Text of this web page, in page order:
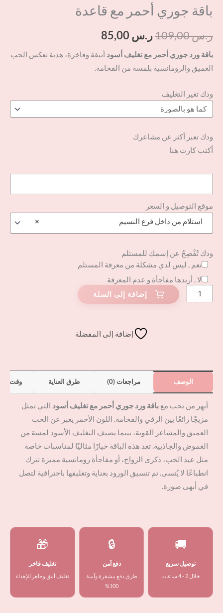
باقة جوري أحمر مع قاعدة
ر.س109,00 ر.س
باقة ورد جوري أحمر مع تغليف أسود أنيقة وفاخرة، هدية تعكس الحب
العميق والرومانسية بلمسة من الفخامة.
ودك تغير التغليف
ودك تعبر أكثر عن مشاعرك
أكتب كارت هنا
موقع التوصيل و السعر
×
استلام من داخل فرع النسيم
ودك تُفْصِحُ عن إسمك للمستلم
نعم , ليس لدي مشكلة من معرفة المستلم
لا , أريدها مفاجأة و عدم المعرفة
إضافة إلى المفضلة
الوصف مراجعات (0) طرق العناية وقت
أبهِر من تحب مع باقة ورد جوري أحمر مع تغليف أسود التي تمثل
مزيجًا رائعًا بين الرقي والفخامة. اللون الأحمر يعبر عن الحب
العميق والمشاعر القوية، بينما يضيف التغليف الأسود لمسة من
الغموض والجاذبية. تعد هذه الباقة خيارًا مثاليًا لمناسبات خاصة
مثل عيد الحب، ذكرى الزواج، أو مفاجأة رومانسية مميزة تترك
انطباعًا لا يُنسى. تم تنسيق الورود بعناية وتغليفها باحترافية لتصل
في أبهى صورة.
🚚
توصيل سريع
خلال 2 - 4 ساعات
🔒
دفع آمن
طرق دفع مشفرة وآمنة
100%
🎁
تغليف فاخر
تغليف أنيق وجاهز للإهداء